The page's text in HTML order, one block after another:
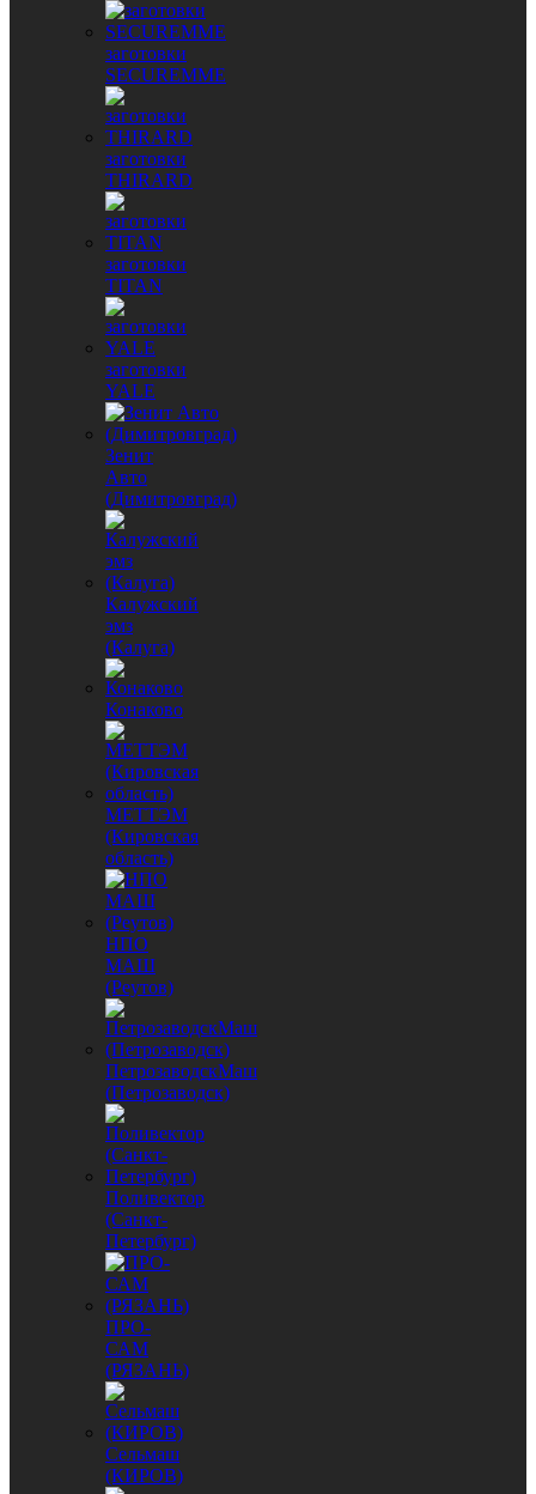
заготовки
SECUREMME
заготовки
THIRARD
заготовки
TITAN
заготовки
YALE
Зенит
Авто
(Димитровград)
Калужский
эмз
(Калуга)
Конаково
МЕТТЭМ
(Кировская
область)
НПО
МАШ
(Реутов)
ПетрозаводскМаш
(Петрозаводск)
Поливектор
(Санкт-
Петербург)
ПРО-
САМ
(РЯЗАНЬ)
Сельмаш
(КИРОВ)